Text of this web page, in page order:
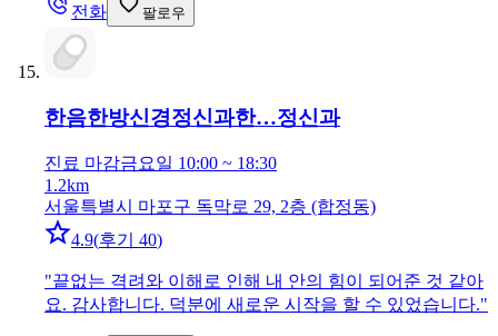
전화 팔로우
한음한방신경정신과한…정신과
진료 마감금요일 10:00 ~ 18:30
1.2km
서울특별시 마포구 독막로 29, 2층 (합정동)
4.9(후기 40)
"끝없는 격려와 이해로 인해 내 안의 힘이 되어준 것 같아
요. 감사합니다. 덕분에 새로운 시작을 할 수 있었습니다."